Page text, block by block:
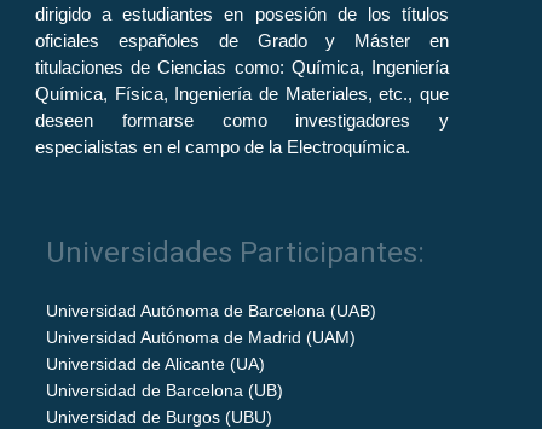
dirigido a estudiantes en posesión de los títulos
oficiales españoles de Grado y Máster en
titulaciones de Ciencias como: Química, Ingeniería
Química, Física, Ingeniería de Materiales, etc., que
deseen formarse como investigadores y
especialistas en el campo de la Electroquímica.
Universidades Participantes:
Universidad Autónoma de Barcelona (UAB)
Universidad Autónoma de Madrid (UAM)
Universidad de Alicante (UA)
Universidad de Barcelona (UB)
Universidad de Burgos (UBU)